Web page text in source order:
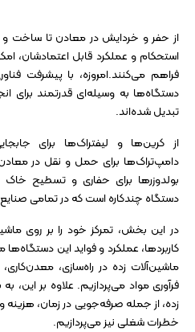
از حفر و خردایش در معادن تا ساخت و
استحکام و عملکرد قابل اعتمادشان،
فراهم می‌کنند.امروزه، با پیشرفت
دستگاه‌ها به وسیله‌ای قدرتمند برای
تبدیل شده‌اند.
از کرین‌ها و لیفتراک‌ها برای
دامپ‌تراک‌ها برای حمل و نقل در
بولدوزرها برای حفاری و تسطیح
دستگاه چندکاره است که در تمامی صنایع
در این بخش، تمرکز خود را بر روی
کاربردها، عملکرد و فواید این
ماشین‌آلات زده در راه‌سازی،
فرآوری مواد می‌پردازیم. علاوه بر این،
زده، از جمله صرفه‌جویی در زمان،
خطرات شغلی نیز می‌پردازیم.